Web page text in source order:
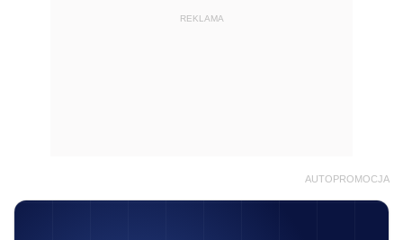
REKLAMA
AUTOPROMOCJA